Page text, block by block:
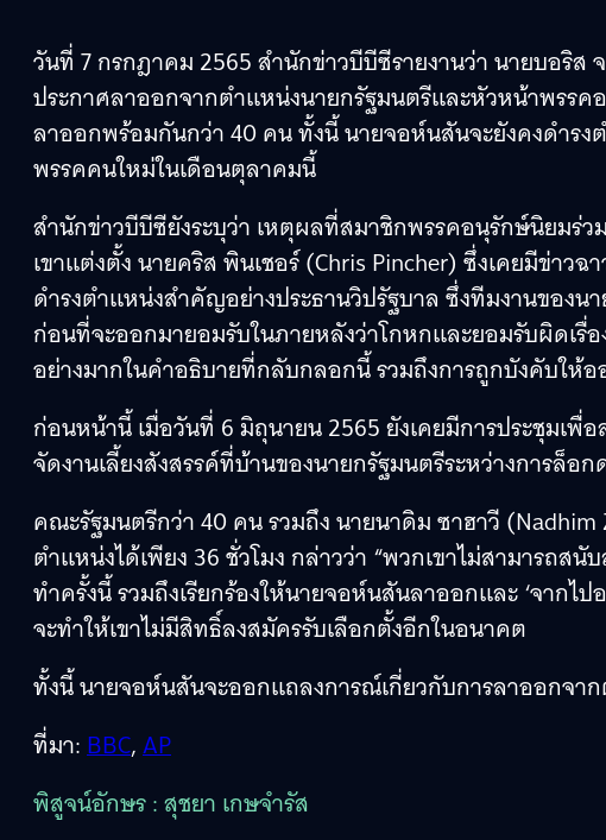
วันที่ 7 กรกฎาคม 2565 สำนักข่าวบีบีซีรายงานว่า นายบอริ
ประกาศลาออกจากตำแหน่งนายกรัฐมนตรีและหัวหน้าพรร
ลาออกพร้อมกันกว่า 40 คน ทั้งนี้ นายจอห์นสันจะยังคงดำร
พรรคคนใหม่ในเดือนตุลาคมนี้
สำนักข่าวบีบีซียังระบุว่า เหตุผลที่สมาชิกพรรคอนุรักษ์นิยม
เขาแต่งตั้ง นายคริส พินเชอร์ (Chris Pincher) ซึ่งเคยมีข่าว
ดำรงตำแหน่งสำคัญอย่างประธานวิปรัฐบาล ซึ่งทีมงานของน
ก่อนที่จะออกมายอมรับในภายหลังว่าโกหกและยอมรับผิดเรื่
อย่างมากในคำอธิบายที่กลับกลอกนี้ รวมถึงการถูกบังคับให้
ก่อนหน้านี้ เมื่อวันที่ 6 มิถุนายน 2565 ยังเคยมีการประชุมเ
จัดงานเลี้ยงสังสรรค์ที่บ้านของนายกรัฐมนตรีระหว่างการล็อ
คณะรัฐมนตรีกว่า 40 คน รวมถึง นายนาดิม ซาฮาวี (Nadhim
ตำแหน่งได้เพียง 36 ชั่วโมง กล่าวว่า “พวกเขาไม่สามารถส
ทำครั้งนี้ รวมถึงเรียกร้องให้นายจอห์นสันลาออกและ ‘จาก
จะทำให้เขาไม่มีสิทธิ์ลงสมัครรับเลือกตั้งอีกในอนาคต
ทั้งนี้ นายจอห์นสันจะออกแถลงการณ์เกี่ยวกับการลาออกจาก
ที่มา:BBC,AP
พิสูจน์อักษร : สุชยา เกษจำรัส